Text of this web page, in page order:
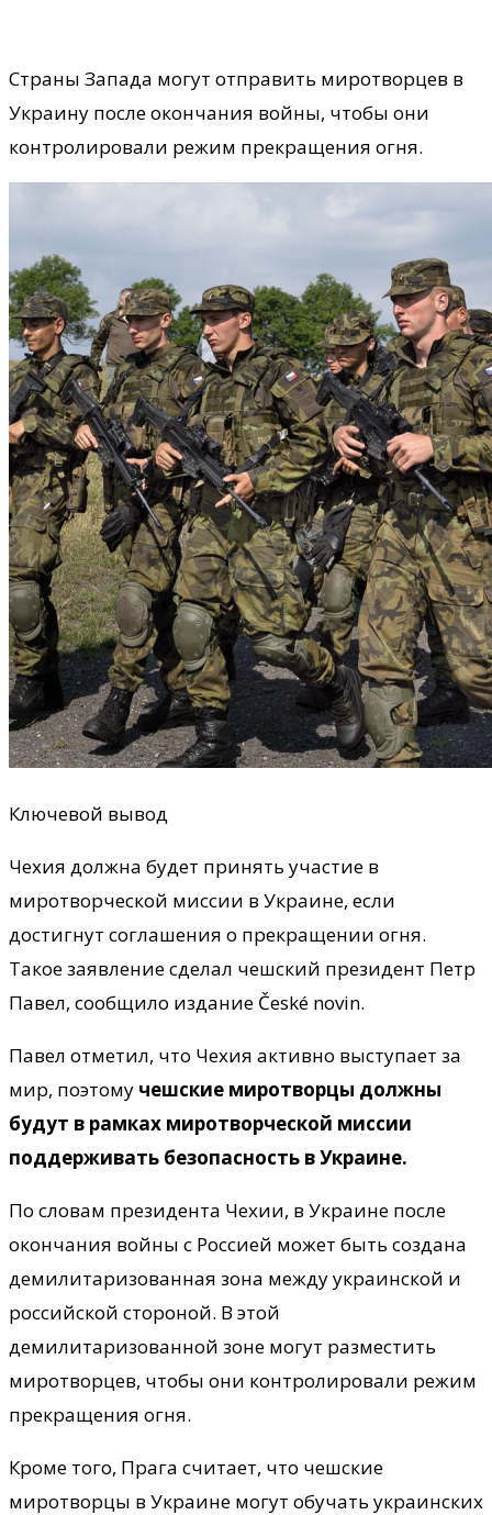
Страны Запада могут отправить миротворцев в
Украину после окончания войны, чтобы они
контролировали режим прекращения огня.
Ключевой вывод
Чехия должна будет принять участие в
миротворческой миссии в Украине, если
достигнут соглашения о прекращении огня.
Такое заявление сделал чешский президент Петр
Павел, сообщило издание České novin.
Павел отметил, что Чехия активно выступает за
мир, поэтому чешские миротворцы должны
будут в рамках миротворческой миссии
поддерживать безопасность в Украине.
По словам президента Чехии, в Украине после
окончания войны с Россией может быть создана
демилитаризованная зона между украинской и
российской стороной. В этой
демилитаризованной зоне могут разместить
миротворцев, чтобы они контролировали режим
прекращения огня.
Кроме того, Прага считает, что чешские
миротворцы в Украине могут обучать украинских